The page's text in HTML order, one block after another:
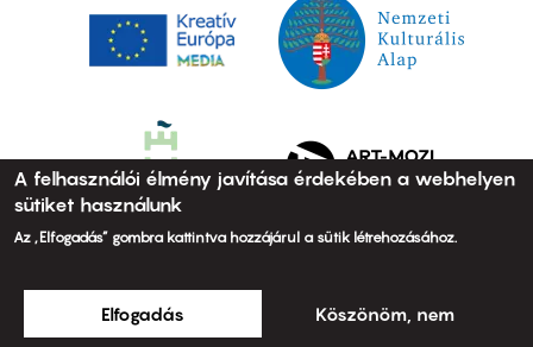
A felhasználói élmény javítása érdekében a webhelyen
sütiket használunk
Az „Elfogadás” gombra kattintva hozzájárul a sütik létrehozásához.
Elfogadás Köszönöm, nem